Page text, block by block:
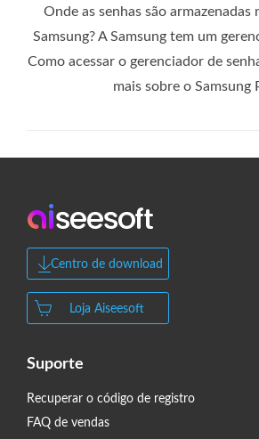
Onde as senhas são armazenadas
Samsung? A Samsung tem um
Como acessar o gerenciador de
mais sobre o Samsung
Centro de download
Loja Aiseesoft
Suporte
Recuperar o código de registro
FAQ de vendas